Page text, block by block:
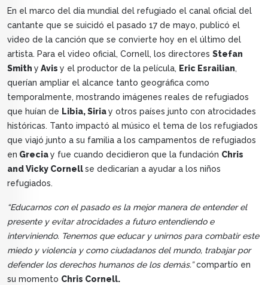
En el marco del día mundial del refugiado el canal oficial del
cantante que se suicidó el pasado 17 de mayo, publicó el
video de la canción que se convierte hoy en el último del
artista. Para el video oficial, Cornell, los directores Stefan
Smith y Avis y el productor de la película, Eric Esrailian,
querían ampliar el alcance tanto geográfica como
temporalmente, mostrando imágenes reales de refugiados
que huían de Libia, Siriay otros países junto con atrocidades
históricas. Tanto impactó al músico el tema de los refugiados
que viajó junto a su familia a los campamentos de refugiados
en Greciay fue cuando decidieron que la fundación Chris
and Vicky Cornellse dedicarían a ayudar a los niños
refugiados.
“Educarnos con el pasado es la mejor manera de entender el
presente y evitar atrocidades a futuro entendiendo e
interviniendo. Tenemos que educar y unirnos para combatir este
miedo y violencia y como ciudadanos del mundo, trabajar por
defender los derechos humanos de los demás.”compartío en
su momento Chris Cornell.